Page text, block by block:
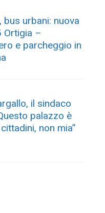
bus urbani: nuova
Ortigia –
e parcheggio in
il sindaco
palazzo è
non mia”